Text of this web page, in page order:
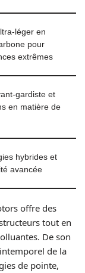
léger en
pour
extrêmes
gardiste et
en matière de
hybrides et
avancée
offre des
tout en
De son
de la
de pointe,